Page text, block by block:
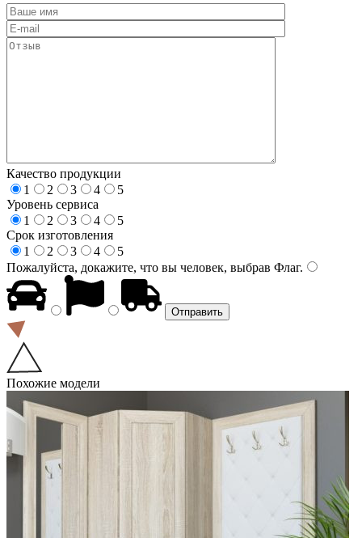
Качество продукции
1
2 3 4
5
Уровень сервиса
1
2 3 4
5
Срок изготовления
1
2 3 4
5
Пожалуйста, докажите, что вы человек, выбрав Флаг.
Похожие модели